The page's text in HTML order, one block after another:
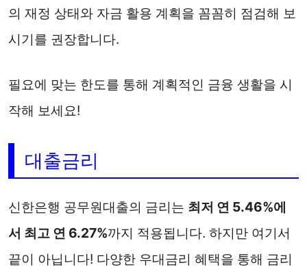
의 재정 상태와 자금 활용 계획을 꼼꼼히 점검해 보
시기를 권장합니다.
필요에 맞는 한도를 통해 계획적인 금융 생활을 시
작해 보세요!
대출금리
신한은행 공무원대출의 금리는 최저 연 5.46%에
서 최고 연 6.27%까지 적용됩니다. 하지만 여기서
끝이 아닙니다! 다양한 우대금리 혜택을 통해 금리